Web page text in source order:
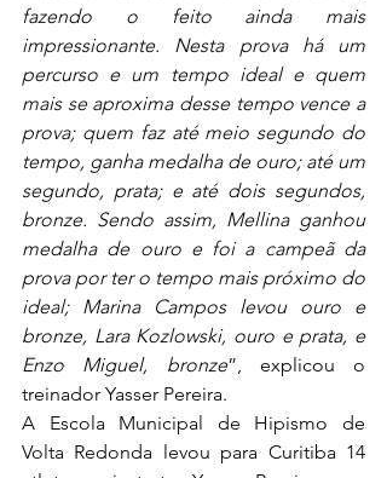
fazendo o feito ainda mais
impressionante. Nesta prova há um
percurso e um tempo ideal e quem
mais se aproxima desse tempo vence a
prova; quem faz até meio segundo do
tempo, ganha medalha de ouro; até um
segundo, prata; e até dois segundos,
bronze. Sendo assim, Mellina ganhou
medalha de ouro e foi a campeã da
prova por ter o tempo mais próximo do
ideal; Marina Campos levou ouro e
bronze, Lara Kozlowski, ouro e prata, e
Enzo Miguel, bronze”, explicou o
treinador Yasser Pereira.
A Escola Municipal de Hipismo de
Volta Redonda levou para Curitiba 14